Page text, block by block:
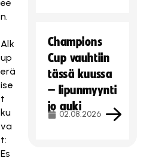
ee
n.
Alk
up
erä
ise
t
ku
va
t:
Es
Champions
Cup vauhtiin
tässä kuussa
– lipunmyynti
jo auki
02.08.2026